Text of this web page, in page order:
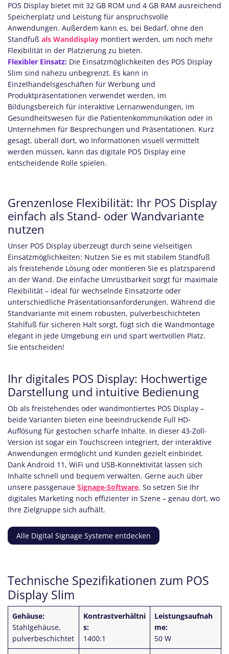
POS Display bietet mit 32 GB ROM und 4 GB RAM ausreichend
Speicherplatz und Leistung für anspruchsvolle
Anwendungen. Außerdem kann es, bei Bedarf, ohne den
Standfuß als Wanddisplay montiert werden, um noch mehr
Flexibilität in der Platzierung zu bieten.
Flexibler Einsatz:
Slim sind nahezu unbegrenzt. Es kann in
Einzelhandelsgeschäften für Werbung und
Produktpräsentationen verwendet werden, im
Bildungsbereich für interaktive Lernanwendungen, im
Gesundheitswesen für die Patientenkommunikation oder in
Unternehmen für Besprechungen und Präsentationen. Kurz
gesagt, überall dort, wo Informationen visuell vermittelt
werden müssen, kann das digitale POS Display eine
entscheidende Rolle spielen.
Grenzenlose Flexibilität: Ihr POS Display
einfach als Stand- oder Wandvariante
nutzen
Unser POS Display überzeugt durch seine vielseitigen
Einsatzmöglichkeiten: Nutzen Sie es mit stabilem Standfuß
als freistehende Lösung oder montieren Sie es platzsparend
an der Wand. Die einfache Umrüstbarkeit sorgt für maximale
Flexibilität – ideal für wechselnde Einsatzorte oder
unterschiedliche Präsentationsanforderungen. Während die
Standvariante mit einem robusten, pulverbeschichteten
Stahlfuß für sicheren Halt sorgt, fügt sich die Wandmontage
elegant in jede Umgebung ein und spart wertvollen Platz.
Sie entscheiden!
Ihr digitales POS Display: Hochwertige
Darstellung und intuitive Bedienung
Ob als freistehendes oder wandmontiertes POS Display –
beide Varianten bieten eine beeindruckende Full HD-
Auflösung für gestochen scharfe Inhalte. In dieser 43-Zoll-
Version ist sogar ein Touchscreen integriert, der interaktive
Anwendungen ermöglicht und Kunden gezielt einbindet.
Dank Android 11, WiFi und USB-Konnektivität lassen sich
Inhalte schnell und bequem verwalten. Gerne auch über
unsere passgenaue Signage-Software. So setzen Sie Ihr
digitales Marketing noch effizienter in Szene – genau dort, wo
Ihre Zielgruppe sich aufhält.
Alle Digital Signage Systeme entdecken
Technische Spezifikationen zum POS
Display Slim
Gehäuse:
Stahlgehäuse,
pulverbeschichtet
Kontrastverhältni
s:
1400:1
Leistungsaufnah
me:
50 W